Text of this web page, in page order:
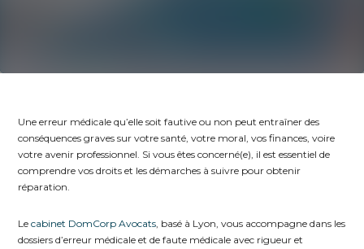
Une erreur médicale qu’elle soit fautive ou non peut entraîner des
conséquences graves sur votre santé, votre moral, vos finances, voire
votre avenir professionnel. Si vous êtes concerné(e), il est essentiel de
comprendre vos droits et les démarches à suivre pour obtenir
réparation.
Lecabinet DomCorp Avocats, basé à Lyon, vous accompagne dans les
dossiers d’erreur médicale et de faute médicale avec rigueur et